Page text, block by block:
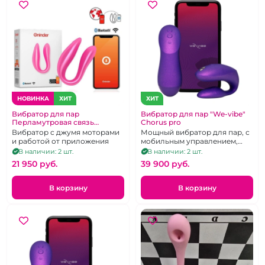
НОВИНКА ХИТ
Вибратор для пар
Перламутровая связь
"Oninder" скрепка розовая
Вибратор с джумя моторами
и работой от приложения
В наличии: 2 шт.
21 950 pуб.
В корзину
ХИТ
Вибратор для пар "We-vibe"
Chorus pro
Мощный вибратор для пар, с
мобильным управлением,
тактильный пульт д.у.
В наличии: 2 шт.
39 900 pуб.
В корзину